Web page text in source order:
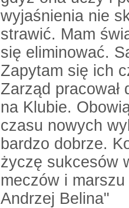
wyjaśnienia nie
strawić. Mam
się eliminować.
Zapytam się ich
Zarząd pracował
na Klubie.
czasu nowych
bardzo dobrze.
życzę sukcesów
meczów i
Andrzej Belina"